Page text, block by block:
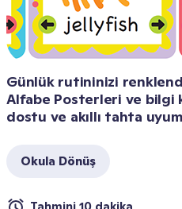
Günlük rutininizi
Alfabe Posterleri ve bilgi
dostu ve akıllı tahta
Okula Dönüş